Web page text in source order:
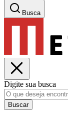
Busca
Digite sua busca
Buscar